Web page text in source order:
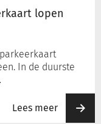
lopen
In de duurste
Lees meer